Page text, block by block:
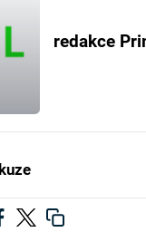
redakce